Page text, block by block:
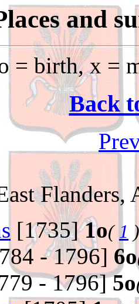
and
= birth, x =
Back
Flanders,
[1735]1o( 1 )
- 1796] 6o
- 1796]5o